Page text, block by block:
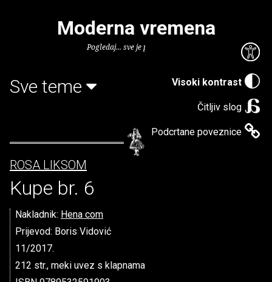
Visoki kontrast
Čitljiv slog
Podcrtane poveznice
Moderna vremena
Pogledaj... sve je puno knjiga.
Sve teme
ROSA LIKSOM
Kupe br. 6
Nakladnik: Hena com
Prijevod: Boris Vidović
11/2017.
212 str., meki uvez s klapnama